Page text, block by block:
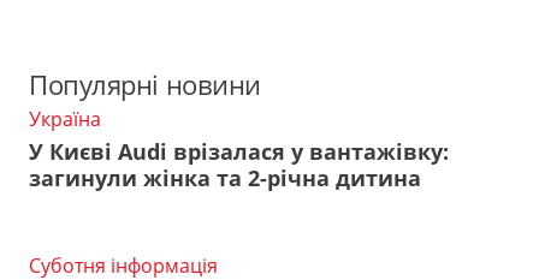
Популярні новини
Україна
У Києві Audi врізалася у вантажівку:
загинули жінка та 2-річна дитина
Суботня інформація